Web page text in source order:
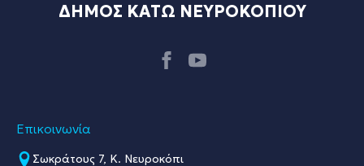
ΔΗΜΟΣ ΚΑΤΩ ΝΕΥΡΟΚΟΠΙΟΥ
Επικοινωνία
Σωκράτους 7, Κ. Νευροκόπι